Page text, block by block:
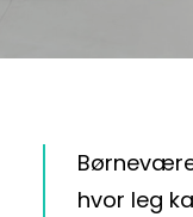
hvor leg